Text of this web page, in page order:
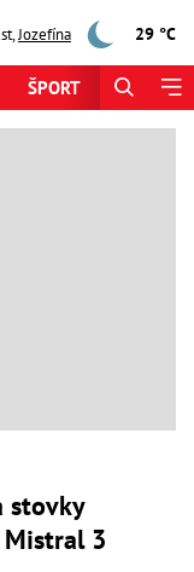
,Jozefína 29 °C
ŠPORT
stovky
3